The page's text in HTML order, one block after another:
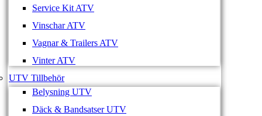
Service Kit ATV
Vinschar ATV
Vagnar & Trailers ATV
Vinter ATV
UTV Tillbehör
Belysning UTV
Däck & Bandsatser UTV